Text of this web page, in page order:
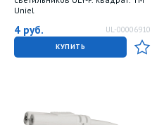
Uniel
4 руб. UL-00006910
КУПИТЬ